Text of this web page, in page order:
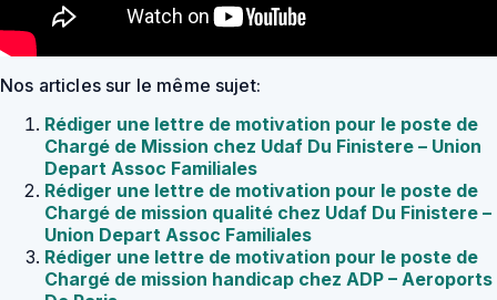
Nos articles sur le même sujet:
Rédiger une lettre de motivation pour le poste de
Chargé de Mission chez Udaf Du Finistere – Union
Depart Assoc Familiales
Rédiger une lettre de motivation pour le poste de
Chargé de mission qualité chez Udaf Du Finistere –
Union Depart Assoc Familiales
Rédiger une lettre de motivation pour le poste de
Chargé de mission handicap chez ADP – Aeroports